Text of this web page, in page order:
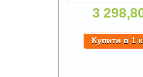
3